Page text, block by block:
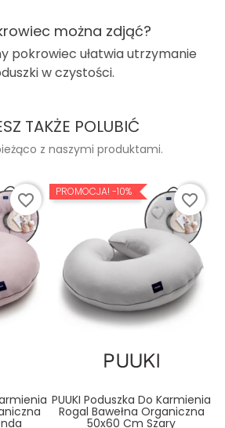
można zdjąć?
pokrowiec ułatwia utrzymanie
w czystości.
TAKŻE POLUBIĆ
z naszymi produktami.
favorite_border PROMOCJA! -10%
PUUKI Poduszka Do Karmienia
Rogal Bawełna Organiczna
50x60 Cm Szary
favorite_border